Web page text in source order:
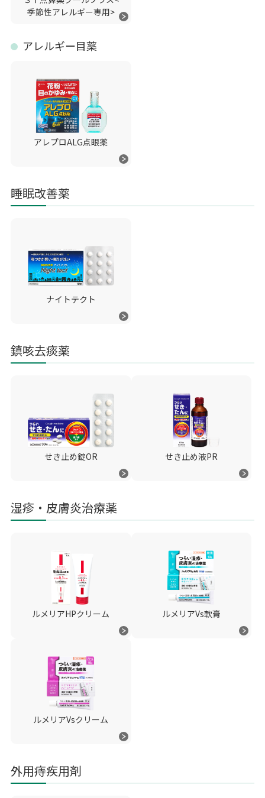
季節性アレルギー専用>
アレルギー目薬
アレプロALG点眼薬
睡眠改善薬
ナイトテクト
鎮咳去痰薬
せき止め錠OR せき止め液PR
湿疹・皮膚炎治療薬
ルメリアHPクリーム ルメリアVs軟膏
ルメリアVsクリーム
外用痔疾用剤